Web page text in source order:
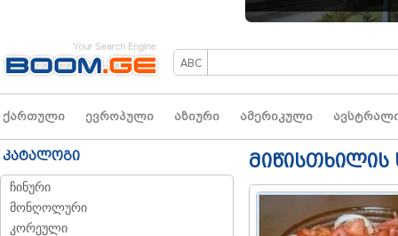
ქართული ევროპული აზიური ამერიკული
კატალოგი
ჩინური
მონღოლური
კორეული
მიწისთხილის